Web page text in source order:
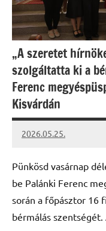
„A szeretet
szolgáltatta ki a
Ferenc
Kisvárdán
2026.05.25.
Leiszt
Pünkösd vasárnap
be Palánki Ferenc
során a főpásztor 16
bérmálás szentségét.